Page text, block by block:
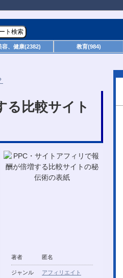
容、健康(2382) 教育(984)
る比較サイト
著者 匿名
ジャンル アフィリエイト